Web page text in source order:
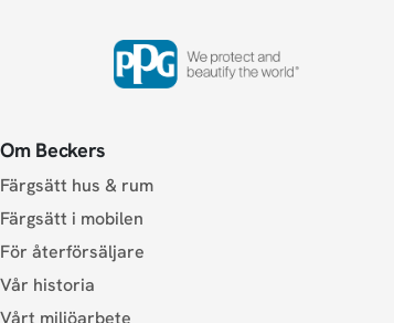
Om Beckers
Färgsätt hus & rum
Färgsätt i mobilen
För återförsäljare
Vår historia
Vårt miljöarbete